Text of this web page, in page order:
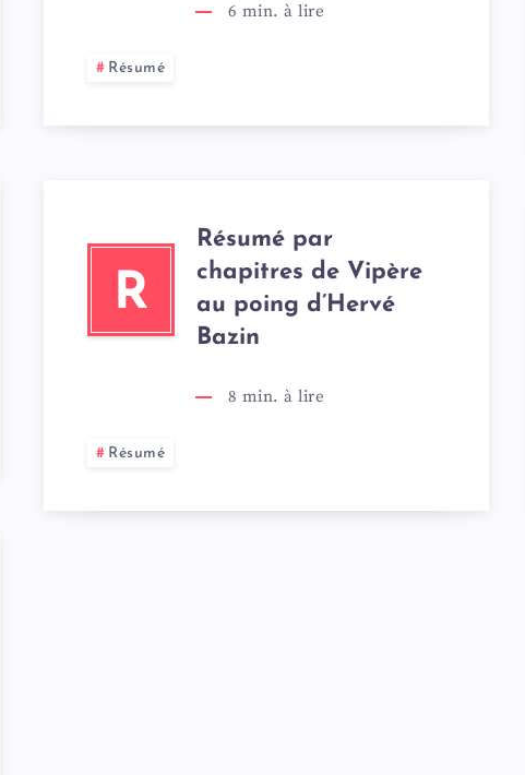
6 min. à lire
Résumé
R
Résumé par
chapitres de Vipère
au poing d’Hervé
Bazin
8 min. à lire
Résumé